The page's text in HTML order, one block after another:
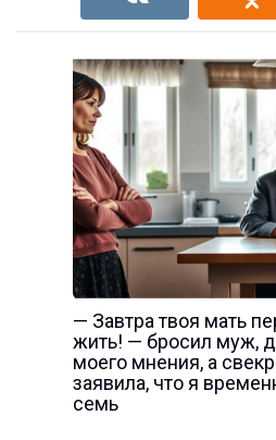
— Завтра твоя мать
жить! — бросил муж,
моего мнения, а
заявила, что я
семь